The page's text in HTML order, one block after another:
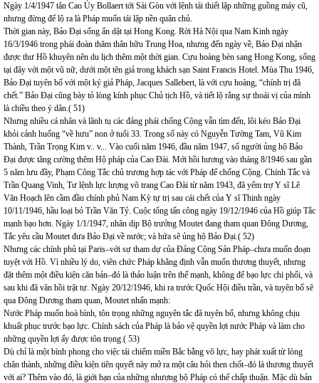
Ngày 1/4/1947 tân Cao Ủy Bollaert tới Sài Gòn với lệnh tái thiết lập những guồng máy cũ,
nhưng đừng để lộ ra là Pháp muốn tái lập nền quân chủ.
Thời gian này, Bảo Đại sống ẩn dật tại Hong Kong. Rời Hà Nội qua Nam Kinh ngày
16/3/1946 trong phái đoàn thăm thân hữu Trung Hoa, nhưng đến ngày về, Bảo Đại nhận
được thư Hồ khuyên nên du lịch thêm một thời gian. Cựu hoàng bèn sang Hong Kong, sống
tại đây với một vũ nữ, dưới một tên giả trong khách sạn Saint Francis Hotel. Mùa Thu 1946,
Bảo Đại tuyên bố với một ký giả Pháp, Jacques Sallebert, là với cựu hoàng, “chính trị đã
chết.” Bảo Đại cũng bày tỏ lòng kính phục Chủ tịch Hồ, và tiết lộ rằng sự thoái vị của mình
là chiều theo ý dân.( 51)
Nhưng nhiều cá nhân và lãnh tụ các đảng phái chống Cộng vẫn tìm đến, lôi kéo Bảo Đại
khỏi cảnh huống “về hưu” non ở tuổi 33. Trong số này có Nguyễn Tường Tam, Vũ Kim
Thành, Trần Trọng Kim v.. v... Vào cuối năm 1946, đầu năm 1947, số người ủng hộ Bảo
Đại được tăng cường thêm Hộ pháp của Cao Đài. Mới hồi hương vào tháng 8/1946 sau gần
5 năm lưu đầy, Phạm Công Tắc chủ trương hợp tác với Pháp để chống Cộng. Chính Tắc và
Trần Quang Vinh, Tư lệnh lực lượng võ trang Cao Đài từ năm 1943, đã yểm trợ Y sĩ Lê
Văn Hoạch lên cầm đầu chính phủ Nam Kỳ tự trị sau cái chết của Y sĩ Thinh ngày
10/11/1946, hầu loại bỏ Trần Văn Tỷ. Cuộc tổng tấn công ngày 19/12/1946 của Hồ giúp Tắc
mạnh bạo hơn. Ngày 1/1/1947, nhân dịp Bộ trưởng Moutet đang tham quan Đông Dương,
Tắc yêu cầu Moutet đưa Bảo Đại về nước; và hứa sẽ ủng hộ Bảo Đại.( 52)
Nhưng các chính phủ tại Paris–với sự tham dự của Đảng Cộng Sản Pháp–chưa muốn đoạn
tuyệt với Hồ. Vì nhiều lý do, viên chức Pháp khẳng định vẫn muốn thương thuyết, nhưng
đặt thêm một điều kiện căn bản–đó là thảo luận trên thế mạnh, không để bạo lực chi phối, và
sau khi đã vãn hồi trật tự. Ngày 20/12/1946, khi ra trước Quốc Hội điều trần, và tuyên bố sẽ
qua Đông Dương tham quan, Moutet nhấn mạnh:
Nước Pháp muốn hoà bình, tôn trọng những nguyên tắc đã tuyên bố, nhưng không chịu
khuất phục trước bạo lực. Chính sách của Pháp là bảo vệ quyền lợi nước Pháp và làm cho
những quyền lợi ấy được tôn trọng.( 53)
Dù chỉ là một bình phong cho việc tái chiếm miền Bắc bằng võ lực, hay phát xuất từ lòng
chân thành, những điều kiện tiên quyết này mở ra một câu hỏi then chốt–đó là thương thuyết
với ai? Thêm vào đó, là giới hạn của những nhượng bộ Pháp có thể chấp thuận. Mặc dù bản